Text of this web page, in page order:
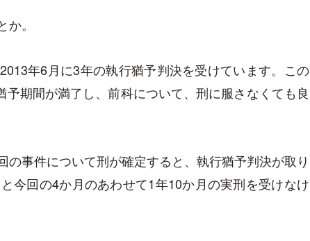
。
年6月に3年の執行猶予判決を受けています。この
期間が満了し、前科について、刑に服さなくても良
の事件について刑が確定すると、執行猶予判決が取り
今回の4か月のあわせて1年10か月の実刑を受けなけ